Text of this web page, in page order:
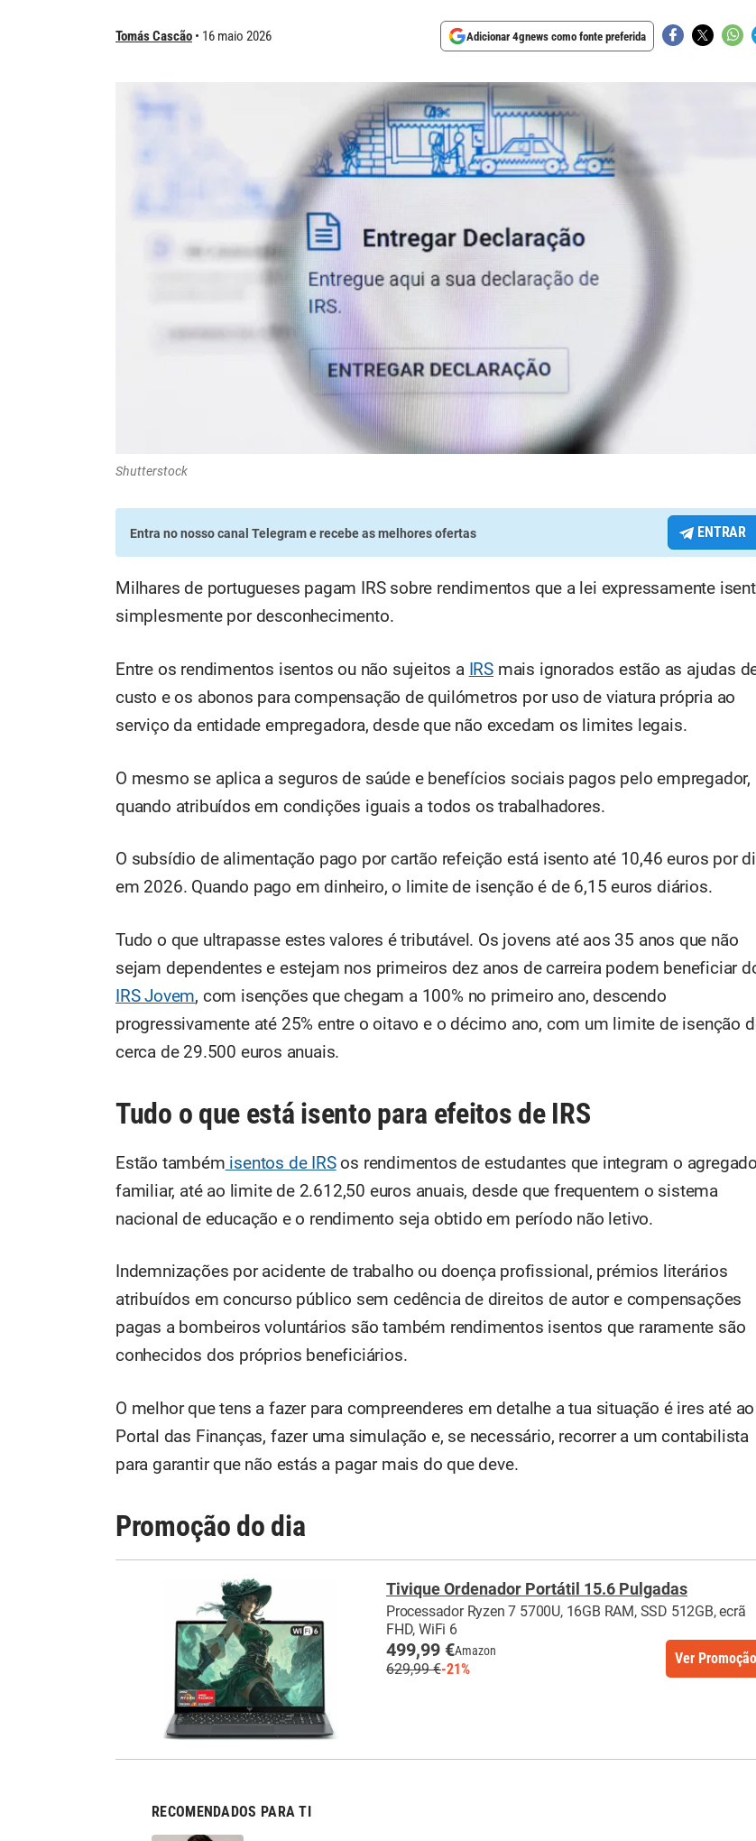
Tomás Cascão 16 maio 2026 Adicionar 4gnews como fonte preferida
Shutterstock
Entra no nosso canal Telegrame recebe as melhores ofertas ENTRAR
Milhares de portugueses pagam IRS sobre rendimentos que a lei expressamente
simplesmente por desconhecimento.
Entre os rendimentos isentos ou não sujeitos a IRS mais ignorados estão as ajudas
custo e os abonos para compensação de quilómetros por uso de viatura própria ao
serviço da entidade empregadora, desde que não excedam os limites legais.
O mesmo se aplica a seguros de saúde e benefícios sociais pagos pelo empregador,
quando atribuídos em condições iguais a todos os trabalhadores.
O subsídio de alimentação pago por cartão refeição está isento até 10,46 euros por
em 2026. Quando pago em dinheiro, o limite de isenção é de 6,15 euros diários.
Tudo o que ultrapasse estes valores é tributável. Os jovens até aos 35 anos que não
sejam dependentes e estejam nos primeiros dez anos de carreira podem beneficiar
IRS Jovem, com isenções que chegam a 100% no primeiro ano, descendo
progressivamente até 25% entre o oitavo e o décimo ano, com um limite de isenção
cerca de 29.500 euros anuais.
Tudo o que está isento para efeitos de IRS
Estão também isentos de IRSos rendimentos de estudantes que integram o agregado
familiar, até ao limite de 2.612,50 euros anuais, desde que frequentem o sistema
nacional de educação e o rendimento seja obtido em período não letivo.
Indemnizações por acidente de trabalho ou doença profissional, prémios literários
atribuídos em concurso público sem cedência de direitos de autor e compensações
pagas a bombeiros voluntários são também rendimentos isentos que raramente são
conhecidos dos próprios beneficiários.
O melhor que tens a fazer para compreenderes em detalhe a tua situação é ires até ao
Portal das Finanças, fazer uma simulação e, se necessário, recorrer a um contabilista
para garantir que não estás a pagar mais do que deve.
Promoção do dia
Tivique Ordenador Portátil 15.6 Pulgadas
Processador Ryzen 7 5700U, 16GB RAM, SSD 512GB, ecrã
FHD, WiFi 6
499,99 €Amazon
629,99 €-21%
Ver Promoção
RECOMENDADOS PARA TI